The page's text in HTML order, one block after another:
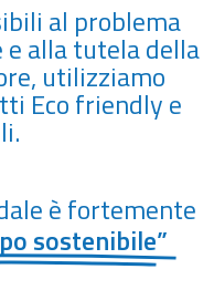
al problema
alla tutela della
utilizziamo
Eco friendly e
è fortemente
sostenibile”